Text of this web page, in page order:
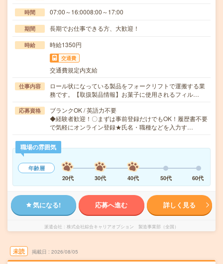
時間 07:00～16:0008:00～17:00
期間 長期でお仕事できる方、大歓迎！
時給 時給1350円
交通費
交通費規定内支給
仕事内容
ロール状になっている製品をフォークリフトで運搬する業
務です。【取扱製品情報】お菓子に使用されるフィル…
応募資格
ブランクOK / 英語力不要
◆経験者歓迎！〇まずは事前登録だけでもOK！履歴書不要
で気軽にオンライン登録★氏名・職種などを入力す…
職場の雰囲気
年齢層
20代
30代 40代 50代 60代
気になる! 応募へ進む 詳しく見る
派遣会社 株式会社綜合キャリアオプション 製造事業部（全国）
未読 掲載日 2026/08/05